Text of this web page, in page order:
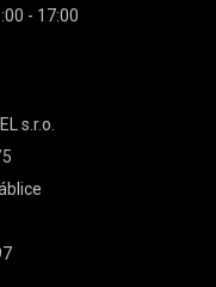
- 17:00
s.r.o.